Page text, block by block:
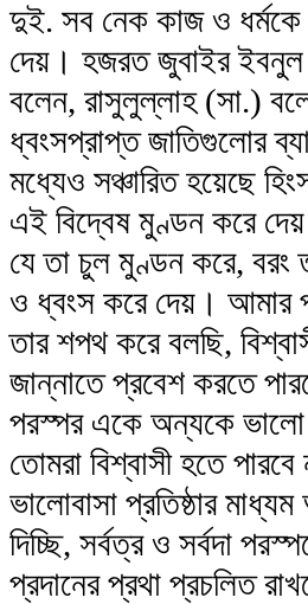
দুই. সব নেক কাজ ও ধর্মকে
দেয়। হজরত জুবাইর
বলেন, রাসুলুল্লাহ (সা.)
ধ্বংসপ্রাপ্ত জাতিগুলোর
মধ্যেও সঞ্চারিত হয়েছে
এই বিদ্বেষ মুণ্ডন করে
যে তা চুল মুণ্ডন করে, বরং
ও ধ্বংস করে দেয়। আমার
তার শপথ করে বলছি,
জান্নাতে প্রবেশ করতে
পরস্পর একে অন্যকে ভালো
তোমরা বিশ্বাসী হতে
ভালোবাসা প্রতিষ্ঠার
দিচ্ছি, সর্বত্র ও সর্বদা
প্রদানের প্রথা প্রচলিত